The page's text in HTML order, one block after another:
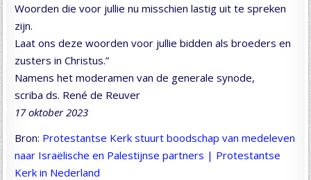
Woorden die voor jullie nu misschien lastig uit te spreken
zijn.
Laat ons deze woorden voor jullie bidden als broeders en
zusters in Christus.”
Namens het moderamen van de generale synode,
scriba ds. René de Reuver
17 oktober 2023
Bron: Protestantse Kerk stuurt boodschap van medeleven
naar Israëlische en Palestijnse partners | Protestantse
Kerk in Nederland